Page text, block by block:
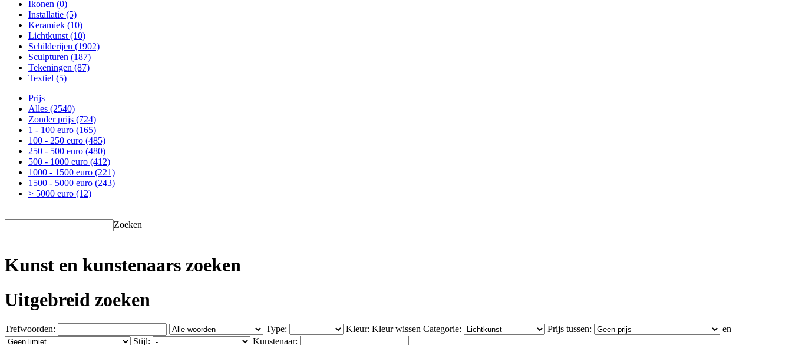
Ikonen (0)
Installatie (5)
Keramiek (10)
Lichtkunst (10)
Schilderijen (1902)
Sculpturen (187)
Tekeningen (87)
Textiel (5)
Prijs
Alles (2540)
Zonder prijs (724)
1 - 100 euro (165)
100 - 250 euro (485)
250 - 500 euro (480)
500 - 1000 euro (412)
1000 - 1500 euro (221)
1500 - 5000 euro (243)
> 5000 euro (12)
Zoeken
Kunst en kunstenaars zoeken
Uitgebreid zoeken
Trefwoorden: Type: Kleur: Kleur wissen Categorie: Prijs tussen:
en
Stijl:
Kunstenaar: